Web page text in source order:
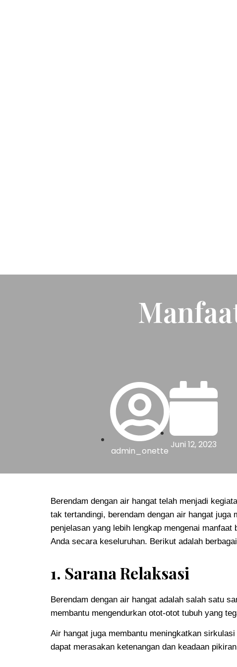
admin_onette
Juni 12, 2023
Berendam dengan air hangat telah menjadi
tak tertandingi, berendam dengan air hangat
penjelasan yang lebih lengkap mengenai
Anda secara keseluruhan. Berikut adalah
1. Sarana Relaksasi
Berendam dengan air hangat adalah salah satu
membantu mengendurkan otot-otot tubuh yang
Air hangat juga membantu meningkatkan
dapat merasakan ketenangan dan keadaan